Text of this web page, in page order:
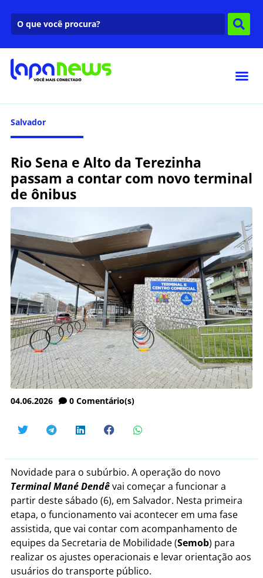
Salvador
Rio Sena e Alto da Terezinha
passam a contar com novo terminal
de ônibus
04.06.2026 0 Comentário(s)
Novidade para o subúrbio. A operação do novo
Terminal Mané Dendêvai começar a funcionar a
partir deste sábado (6), em Salvador. Nesta primeira
etapa, o funcionamento vai acontecer em uma fase
assistida, que vai contar com acompanhamento de
equipes da Secretaria de Mobilidade (Semob) para
realizar os ajustes operacionais e levar orientação aos
usuários do transporte público.